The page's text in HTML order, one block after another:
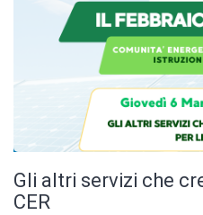
Gli altri servizi che
CER